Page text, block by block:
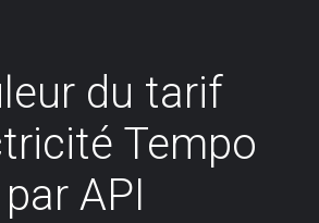
du tarif
Tempo
par API